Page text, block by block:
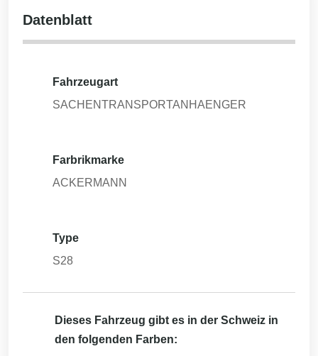
Datenblatt
Fahrzeugart
SACHENTRANSPORTANHAENGER
Farbrikmarke
ACKERMANN
Type
S28
Dieses Fahrzeug gibt es in der Schweiz in
den folgenden Farben: